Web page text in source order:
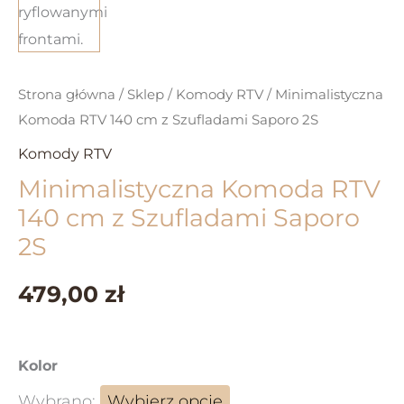
Strona główna / Sklep / Komody RTV / Minimalistyczna
Komoda RTV 140 cm z Szufladami Saporo 2S
Komody RTV
Minimalistyczna Komoda RTV
140 cm z Szufladami Saporo
2S
479,00 zł
Kolor